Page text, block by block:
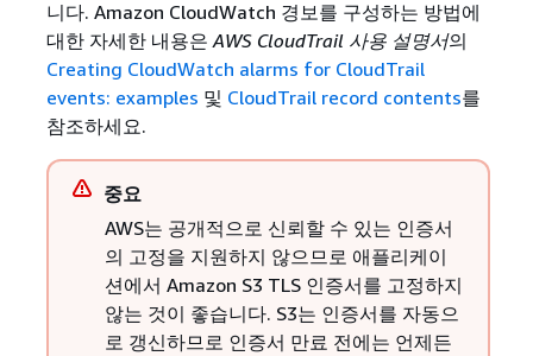
니다. Amazon CloudWatch 경보를 구성하는 방법에
대한 자세한 내용은 AWS CloudTrail 사용 설명서의
Creating CloudWatch alarms for CloudTrail
events: examples 및 CloudTrail record contents를
참조하세요.
중요
AWS는 공개적으로 신뢰할 수 있는 인증서
의 고정을 지원하지 않으므로 애플리케이
션에서 Amazon S3 TLS 인증서를 고정하지
않는 것이 좋습니다. S3는 인증서를 자동으
로 갱신하므로 인증서 만료 전에는 언제든